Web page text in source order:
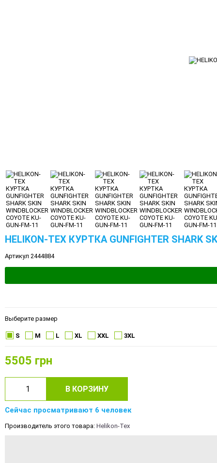
HELIKON-TEX КУРТКА GUNFIGHTER SHARK
Артикул 2444884
Выберите размер
S M L XL XXL 3XL
5505 грн
В КОРЗИНУ
Сейчас просматривают 6 человек
Производитель этого товара: Helikon-Tex